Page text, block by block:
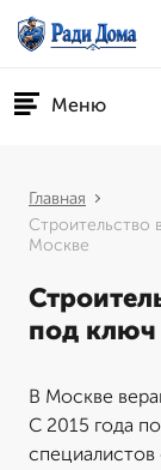
Меню
Главная
Строительство
Москве
под ключ
В Москве
С 2015 года
специалистов